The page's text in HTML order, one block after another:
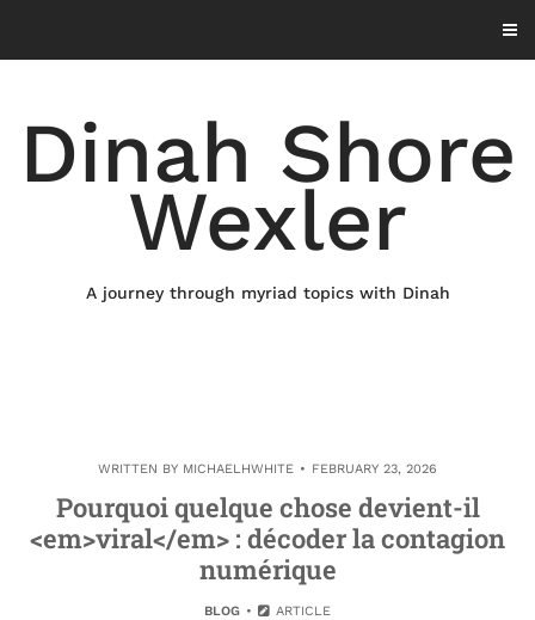
content
Dinah Shore
Wexler
A journey through myriad topics with Dinah
WRITTEN BY MICHAELHWHITE FEBRUARY 23, 2026
Pourquoi quelque chose devient-il
<em>viral</em> : décoder la contagion
numérique
BLOG ARTICLE